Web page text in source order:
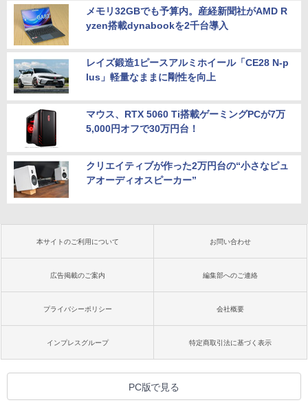
メモリ32GBでも予算内。産経新聞社がAMD R
yzen搭載dynabookを2千台導入
レイズ鍛造1ピースアルミホイール「CE28 N-p
lus」軽量なままに剛性を向上
マウス、RTX 5060 Ti搭載ゲーミングPCが7万
5,000円オフで30万円台！
クリエイティブが作った2万円台の“小さなピュ
アオーディオスピーカー”
本サイトのご利用について お問い合わせ
広告掲載のご案内 編集部へのご連絡
プライバシーポリシー 会社概要
インプレスグループ 特定商取引法に基づく表示
PC版で見る